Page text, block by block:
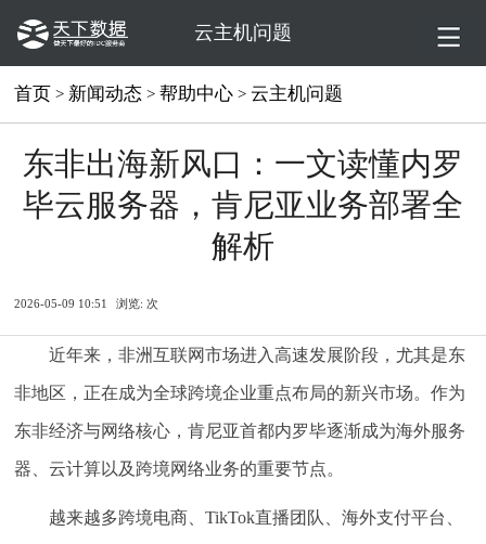
云主机问题
首页 > 新闻动态 >帮助中心 > 云主机问题
东非出海新风口：一文读懂内罗
毕云服务器，肯尼亚业务部署全
解析
2026-05-09 10:51 浏览: 次
近年来，非洲互联网市场进入高速发展阶段，尤其是东
非地区，正在成为全球跨境企业重点布局的新兴市场。作为
东非经济与网络核心，肯尼亚首都内罗毕逐渐成为海外服务
器、云计算以及跨境网络业务的重要节点。
越来越多跨境电商、TikTok直播团队、海外支付平台、